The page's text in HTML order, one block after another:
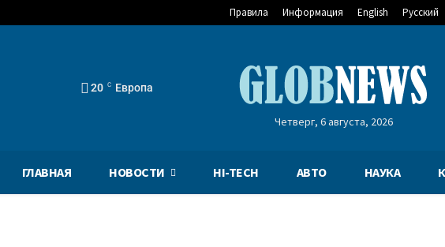
Правила Информация English Русский
20 C Европа
Четверг, 6 августа, 2026
ГЛАВНАЯ НОВОСТИ HI-TECH АВТО НАУКА